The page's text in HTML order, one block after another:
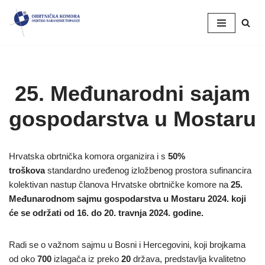
Skip
25. Međunarodni sajam
gospodarstva u Mostaru
Hrvatska obrtnička komora organizira i s 50%
troškovastandardno uređenog izložbenog prostora sufinancira
kolektivan nastup članova Hrvatske obrtničke komore na 25.
Međunarodnom sajmu gospodarstva u Mostaru 2024. koji
će se održati od 16. do 20. travnja 2024. godine.
Radi se o važnom sajmu u Bosni i Hercegovini, koji brojkama
od oko 700 izlagača iz preko 20 država, predstavlja kvalitetno